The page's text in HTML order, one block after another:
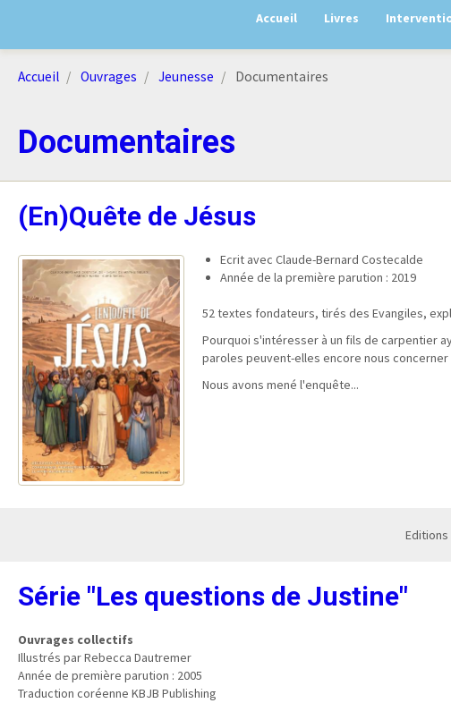
Accueil Livres
Accueil Ouvrages Jeunesse Documentaires
Documentaires
(En)Quête de Jésus
Ecrit avec Claude-Bernard Costecalde
Année de la première parution : 2019
52 textes fondateurs, tirés des Evangiles,
Pourquoi s'intéresser à un fils de carpentier
paroles peuvent-elles encore nous concerner
Nous avons mené l'enquête...
Editions
Série "Les questions de Justine"
Ouvrages collectifs
Illustrés par Rebecca Dautremer
Année de première parution : 2005
Traduction coréenne KBJB Publishing